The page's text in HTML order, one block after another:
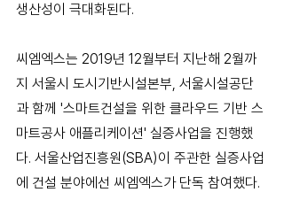
생산성이 극대화된다.
씨엠엑스는 2019년 12월부터 지난해 2월까
지 서울시 도시기반시설본부, 서울시설공단
과 함께 '스마트건설을 위한 클라우드 기반 스
마트공사 애플리케이션' 실증사업을 진행했
다. 서울산업진흥원(SBA)이 주관한 실증사업
에 건설 분야에선 씨엠엑스가 단독 참여했다.